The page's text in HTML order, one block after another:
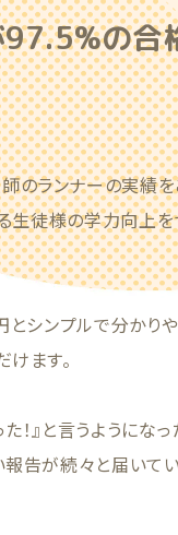
の合
ランナーの実績を
徒様の学力向上を
シンプルで分かり
ます。
』と言うようになっ
告が続々と届いて